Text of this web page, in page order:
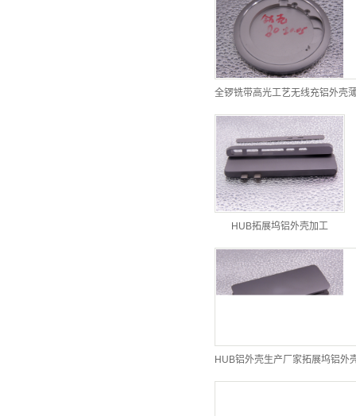
全锣铣带高光工艺无线充铝外壳
HUB拓展坞铝外壳加工
HUB铝外壳生产厂家拓展坞铝外